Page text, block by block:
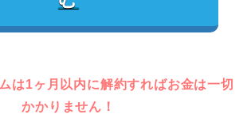
は1ヶ月以内に解約すればお金は一切
かかりません！